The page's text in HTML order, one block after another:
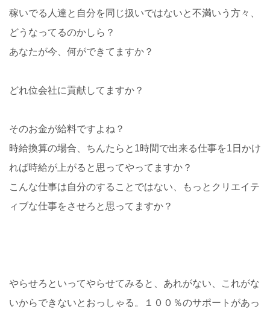
稼いでる人達と自分を同じ扱いではないと不満いう方々、
どうなってるのかしら？
あなたが今、何ができてますか？
どれ位会社に貢献してますか？
そのお金が給料ですよね？
時給換算の場合、ちんたらと1時間で出来る仕事を1日かけ
れば時給が上がると思ってやってますか？
こんな仕事は自分のすることではない、もっとクリエイテ
ィブな仕事をさせろと思ってますか？
やらせろといってやらせてみると、あれがない、これがな
いからできないとおっしゃる。１００％のサポートがあっ